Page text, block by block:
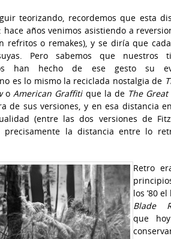
teorizando, recordemos que esta
hace años venimos asistiendo a
refritos o remakes), y se diría que
Pero sabemos que nuestros
han hecho de ese gesto su
es lo mismo la reciclada nostalgia de
oAmerican Graffitique la de The Great
de sus versiones, y en esa distancia
(entre las dos versiones de
precisamente la distancia entre lo
Retro
los ’80
Blade
que